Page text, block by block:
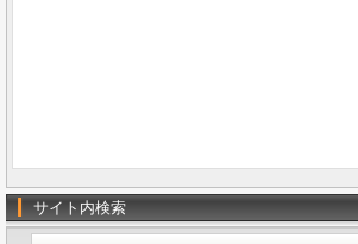
サイト内検索